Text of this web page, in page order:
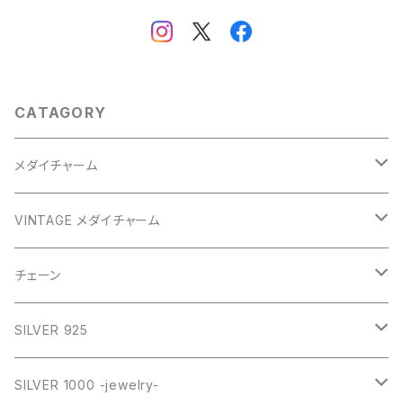
CATAGORY
メダイチャーム
GOLD
GOLD
SILVER
SILVER
GOLD
SILVER
VINTAGE
STAINLESS
VINTAGE メダイチャーム
CROSS
HEART
RING
チェーン
ネックレス
ネックレス SILVER925
SILVER 925
RING collection
SILVER 1000 -jewelry-